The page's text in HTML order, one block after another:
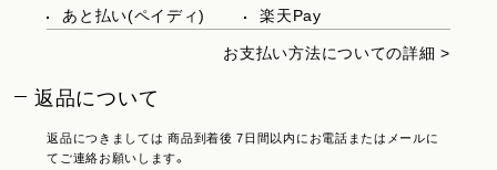
あと払い(ペイディ)
楽天Pay
お支払い方法についての詳細 >
返品について
返品につきましては 商品到着後 7日間以内にお電話またはメールに
てご連絡お願いします。